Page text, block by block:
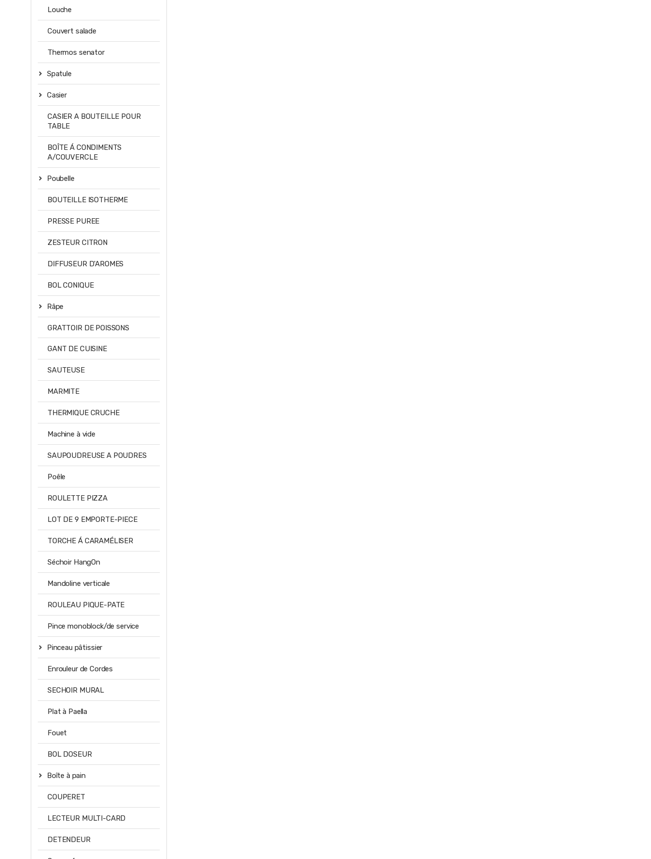
Louche
Couvert salade
Thermos senator
Spatule
Casier
CASIER A BOUTEILLE POUR
TABLE
BOÎTE Á CONDIMENTS
A/COUVERCLE
Poubelle
BOUTEILLE ISOTHERME
PRESSE PUREE
ZESTEUR CITRON
DIFFUSEUR D'AROMES
BOL CONIQUE
Râpe
GRATTOIR DE POISSONS
GANT DE CUISINE
SAUTEUSE
MARMITE
THERMIQUE CRUCHE
Machine à vide
SAUPOUDREUSE A POUDRES
Poêle
ROULETTE PIZZA
LOT DE 9 EMPORTE-PIECE
TORCHE Á CARAMÉLISER
Séchoir HangOn
Mandoline verticale
ROULEAU PIQUE-PATE
Pince monoblock/de service
Pinceau pâtissier
Enrouleur de Cordes
SECHOIR MURAL
Plat à Paella
Fouet
BOL DOSEUR
Boîte à pain
COUPERET
LECTEUR MULTI-CARD
DETENDEUR